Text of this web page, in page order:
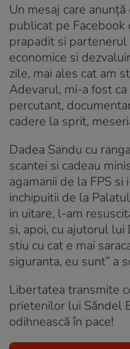
Un mesaj care
publicat pe Facebook
prapadit si
economice si
zile, mai ales cat am
Adevarul, mi-a fost
percutant,
cadere la sprit,
Dadea Sandu cu
scantei si cadeau
agamanii de la FPS si
inchipuitii de la
in uitare, l-am
si, apoi, cu ajutorul lui
stiu cu cat e mai
siguranta, eu sunt” a
Libertatea transmite
prietenilor lui Săndel
odihnească în pace!